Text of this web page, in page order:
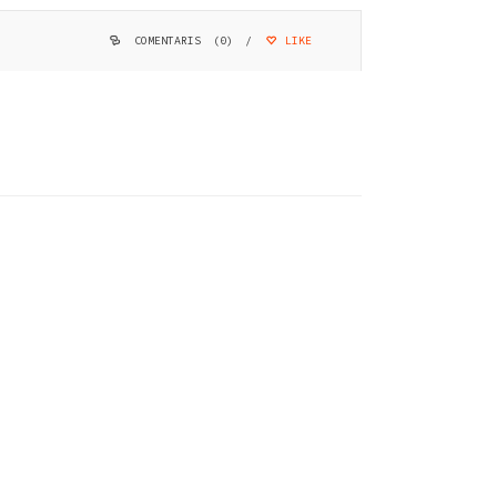
LIKE
COMENTARIS (0) /